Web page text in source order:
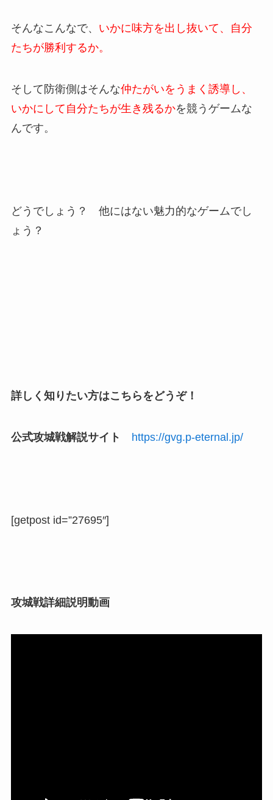
そんなこんなで、 いかに味方を出し抜いて、自分
たちが勝利するか。
そして防衛側はそんな仲たがいをうまく誘導し、
いかにして自分たちが生き残るかを競うゲームな
んです。
どうでしょう？ 他にはない魅力的なゲームでし
ょう？
詳しく知りたい方はこちらをどうぞ！
公式攻城戦解説サイト https://gvg.p-eternal.jp/
[getpost id=”27695″]
攻城戦詳細説明動画